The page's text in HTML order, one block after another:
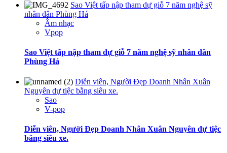
Sao Việt tấp nập tham dự giỗ 7 năm nghệ sỹ
nhân dân Phùng Há
Âm nhạc
Vpop
Sao Việt tấp nập tham dự giỗ 7 năm nghệ sỹ nhân dân
Phùng Há
Diễn viên, Người Đẹp Doanh Nhân Xuân
Nguyên dự tiệc bằng siêu xe.
Sao
V-pop
Diễn viên, Người Đẹp Doanh Nhân Xuân Nguyên dự tiệc
bằng siêu xe.